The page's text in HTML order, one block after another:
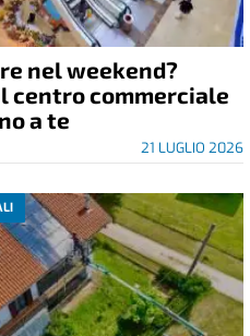
nel weekend?
centro commerciale
a te
21 LUGLIO 2026